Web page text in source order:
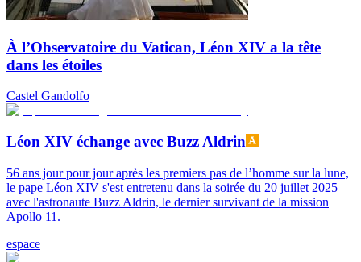
À l’Observatoire du Vatican, Léon XIV a la tête
dans les étoiles
Castel Gandolfo
Léon XIV échange avec Buzz Aldrin
56 ans jour pour jour après les premiers pas de l’homme sur la lune,
le pape Léon XIV s'est entretenu dans la soirée du 20 juillet 2025
avec l'astronaute Buzz Aldrin, le dernier survivant de la mission
Apollo 11.
espace